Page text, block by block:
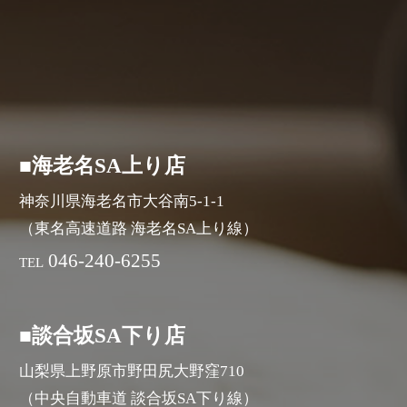
■海老名SA上り店
神奈川県海老名市大谷南5-1-1
（東名高速道路 海老名SA上り線）
TEL 046-240-6255
■談合坂SA下り店
山梨県上野原市野田尻大野窪710
（中央自動車道 談合坂SA下り線）